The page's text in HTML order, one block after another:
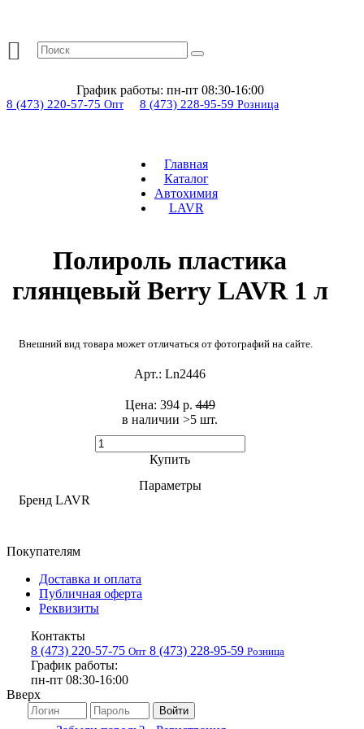
График работы: пн-пт 08:30-16:00
8 (473) 220-57-75 Опт 8 (473) 228-95-59 Розница
Главная
Каталог
Автохимия
LAVR
Полироль пластика
глянцевый Berry LAVR 1 л
Внешний вид товара может отличаться от фотографий на сайте.
Арт.: Ln2446
в наличии >5 шт. ​
Цена: 394 р.449
Купить
Параметры
Бренд LAVR
Покупателям
Доставка и оплата
Публичная оферта
Реквизиты
Контакты
8 (473) 220-57-75 Опт 8 (473) 228-95-59 Розница
График работы:
пн-пт 08:30-16:00
Вверх
Войти